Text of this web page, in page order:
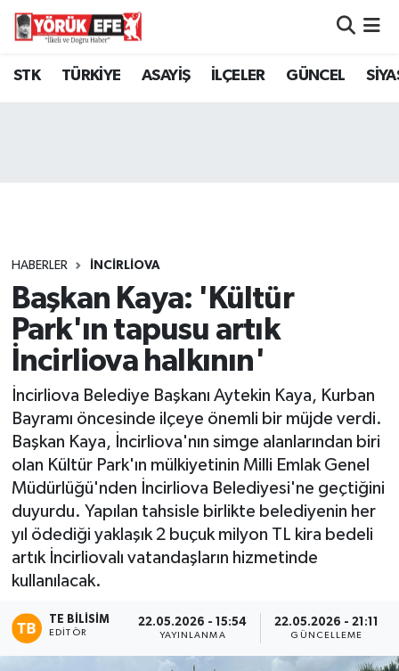
STK TÜRKİYE ASAYİŞ İLÇELER GÜNCEL
HABERLER İNCİRLİOVA
Başkan Kaya: 'Kültür
Park'ın tapusu artık
İncirliova halkının'
İncirliova Belediye Başkanı Aytekin Kaya, Kurban
Bayramı öncesinde ilçeye önemli bir müjde verdi.
Başkan Kaya, İncirliova'nın simge alanlarından biri
olan Kültür Park'ın mülkiyetinin Milli Emlak Genel
Müdürlüğü'nden İncirliova Belediyesi'ne geçtiğini
duyurdu. Yapılan tahsisle birlikte belediyenin her
yıl ödediği yaklaşık 2 buçuk milyon TL kira bedeli
artık İncirliovalı vatandaşların hizmetinde
kullanılacak.
TE BILISIM
EDITÖR
22.05.2026 - 15:54
YAYINLANMA
22.05.2026 - 21:11
GÜNCELLEME
Aydın Nöbetçi Eczaneler
Tüm Manşetler
Son Dakika Haberleri
Haber Arşivi